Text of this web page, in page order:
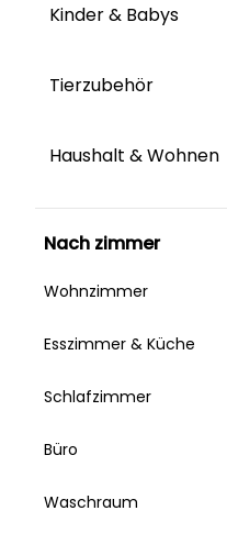
Kinder & Babys
Tierzubehör
Haushalt & Wohnen
nach zimmer
Wohnzimmer
Esszimmer & Küche
Schlafzimmer
Büro
Waschraum